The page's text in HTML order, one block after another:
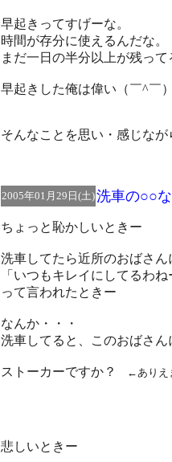
早起きってすげーな。
時間が存分に使えるんだな。
まだ一日の半分以上が残って
早起きした俺は偉い（￣^￣
そんなことを思い・感じな
2005年01月29日(土)洗車の○○
ちょっと恥かしいときー
洗車してたら近所のおばさ
「いつもキレイにしてるわね
って言われたときー
なんか・・・
洗車してると、このおばさ
ストーカーですか？ ←ありえ
悲しいときー